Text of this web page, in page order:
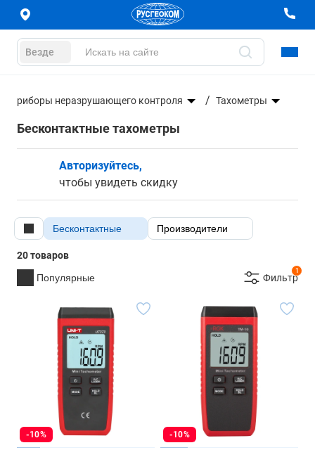
Везде
Приборы неразрушающего контроля Тахометры
Бесконтактные тахометры
Авторизуйтесь,
чтобы увидеть скидку
Бесконтактные Производители
20 товаров
Популярные
1
Фильтр
-10% -10%